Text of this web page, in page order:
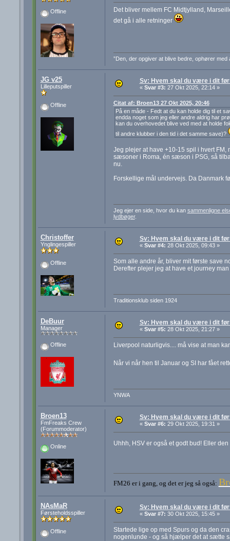
Offline
Det bliver mellem FC Midtjylland,
det gå i alle retninger
”Den, der opgiver at blive bedre, ophører med
JG v25
Lilleputspiller
Offline
Sv: Hvem skal du være i dit
« Svar #3: 27 Okt 2025, 22:14 »
Citat af: Broen13 27 Okt 2025, 20:46
På en måde - Fedt at du kan holde dig til et
endda noget som jeg eller andre aldrig har
kan du overhovedet blive ved med at holde
til andre klubber i den tid i det samme save)?
Jeg plejer at have +10-15 spil i hvert
sæsoner i Roma, én sæson i PSG, så
nu.
Forskellige mål undervejs. Da Danmark
Jeg ejer en side, hvor du kan sammenligne
lydbøger.
Christoffer
Ynglingespiller
Offline
Sv: Hvem skal du være i dit
« Svar #4: 28 Okt 2025, 09:43 »
Som alle andre år, bliver mit første save
Derefter plejer jeg at have et journey
Traditionsklub siden 1924
DeBuur
Manager
Offline
Sv: Hvem skal du være i dit
« Svar #5: 28 Okt 2025, 21:27 »
Liverpool naturligvis.... må vise at man
Når vi når hen til Januar og SI har fået
YNWA
Broen13
FmFreaks Crew
(Forummoderator)
Online
Sv: Hvem skal du være i dit
« Svar #6: 29 Okt 2025, 19:31 »
Uhhh, HSV er også et godt bud! Eller
FM26 er i gang, og det er jeg så også:
NAsMaR
Førsteholdsspiller
Offline
Sv: Hvem skal du være i dit
« Svar #7: 30 Okt 2025, 15:45 »
Startede lige op med Spurs og da den
nogenlunde - og så hjælper det at sætte